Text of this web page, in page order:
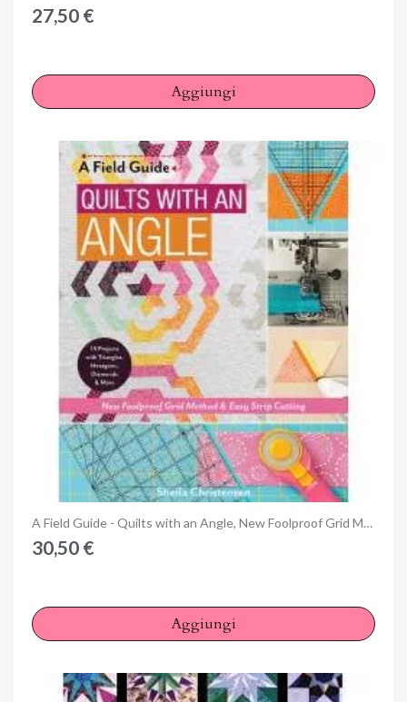
27,50 €
Aggiungi
Anteprima A Field Guide - Quilts with an Angle, New Foolproof Grid Method & Easy Strip Cutting by Sheila Christensen
30,50 €
Aggiungi
Accedi
list.
Annulla Accedi